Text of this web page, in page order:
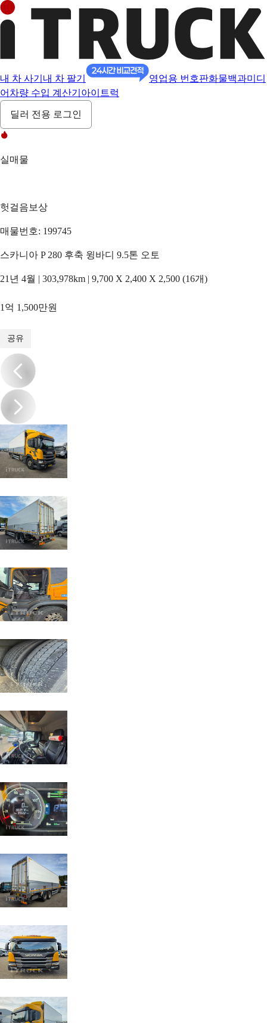
내 차 사기 내 차 팔기 영업용 번호판화물백과미디
어 차량 수입 계산기 아이트럭
딜러 전용 로그인
실매물
헛걸음보상
매물번호: 199745
스카니아 P 280 후축 윙바디 9.5톤 오토
21년 4월 | 303,978km | 9,700 X 2,400 X 2,500 (16개)
1억 1,500만원
공유
/11